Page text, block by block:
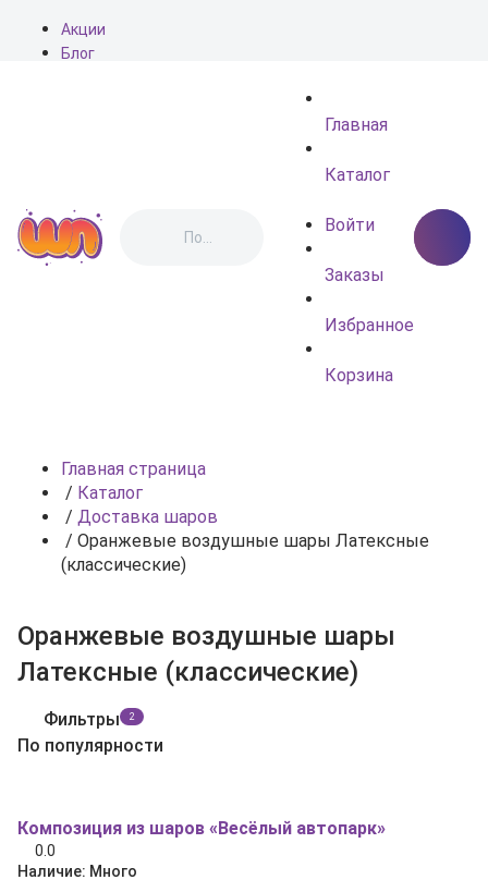
Акции
Блог
Главная
Каталог
Войти
Заказы
Избранное
Корзина
Главная страница
/ Каталог
/ Доставка шаров
/ Оранжевые воздушные шары Латексные
(классические)
Оранжевые воздушные шары
Латексные (классические)
Фильтры 2
По популярности
Композиция из шаров «Весёлый автопарк»
0.0
Наличие: Много